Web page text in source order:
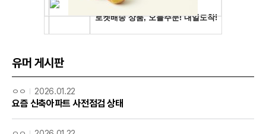
유머 게시판
ㅇㅇ 2026.01.22
요즘 신축아파트 사전점검 상태